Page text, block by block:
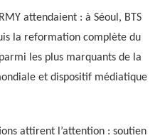
attendaient : à Séoul, BTS
la reformation complète du
les plus marquants de la
et dispositif médiatique
attirent l’attention : soutien